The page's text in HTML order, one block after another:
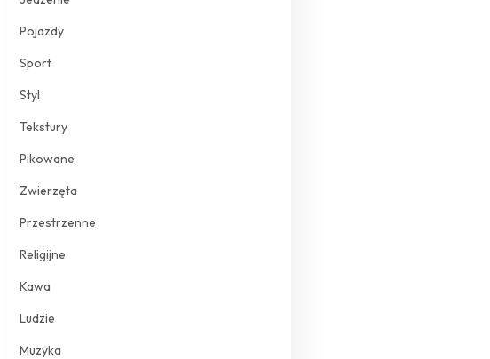
Pojazdy
Sport
Styl
Tekstury
Pikowane
Zwierzęta
Przestrzenne
Religijne
Kawa
Ludzie
Muzyka